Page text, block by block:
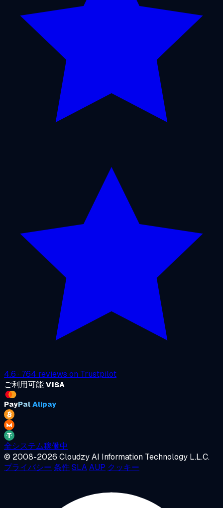
4.6 · 764 reviews on Trustpilot
ご利用可能 VISA
PayPal Alipay
全システム稼働中
© 2008-2026 Cloudzy AI Information Technology L.L.C.
プライバシー 条件SLAAUP クッキー